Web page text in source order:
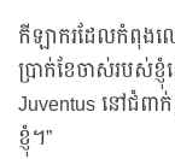
កីឡាករដែលកំពុងលេ
ប្រាក់ខែចាស់របស់ខ្ញុំ
Juventus នៅជំព
ខ្ញុំ។”